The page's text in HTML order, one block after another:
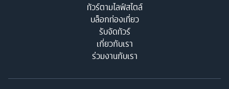
ทัวร์ตามไลฟ์สไตล์
บล็อกท่องเที่ยว
รับจัดทัวร์
เกี่ยวกับเรา
ร่วมงานกับเรา